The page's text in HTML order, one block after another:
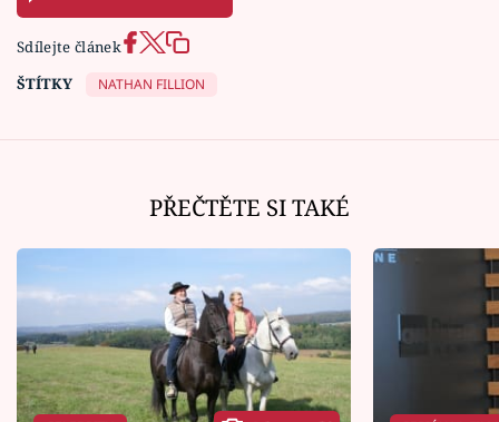
Sdílejte článek
ŠTÍTKY
NATHAN FILLION
PŘEČTĚTE SI TAKÉ